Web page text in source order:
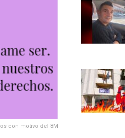
con motivo del 8M